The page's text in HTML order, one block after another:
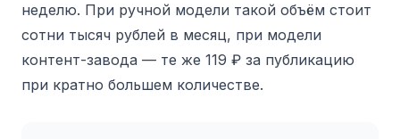
неделю. При ручной модели такой объём стоит
сотни тысяч рублей в месяц, при модели
контент-завода — те же 119 ₽ за публикацию
при кратно большем количестве.